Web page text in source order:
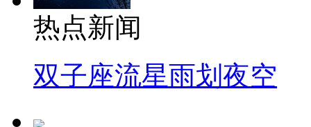
热点新闻
双子座流星雨划夜空